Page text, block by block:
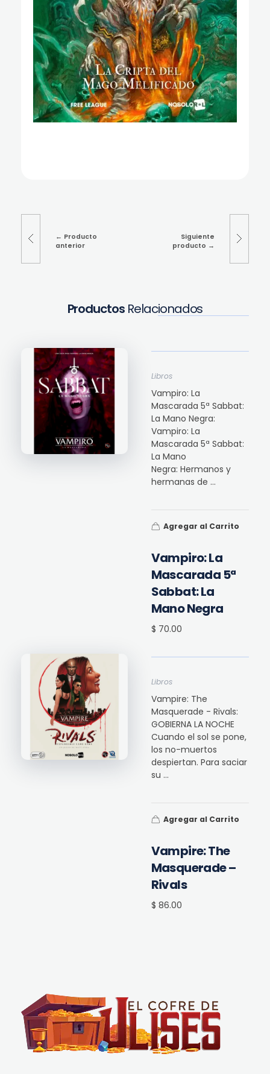
Producto
anterior
Siguiente
producto
Productos Relacionados
Vampiro: La
Mascarada 5ª
Sabbat: La
Mano Negra
$ 70.00
Libros
Vampiro: La
Mascarada 5ª Sabbat:
La Mano Negra:
Vampiro: La
Mascarada 5ª Sabbat:
La Mano
Negra: Hermanos y
hermanas de ...
Agregar al Carrito
Vampire: The
Masquerade –
Rivals
$ 86.00
Libros
Vampire: The
Masquerade - Rivals:
GOBIERNA LA NOCHE
Cuando el sol se pone,
los no-muertos
despiertan. Para saciar
su ...
Agregar al Carrito